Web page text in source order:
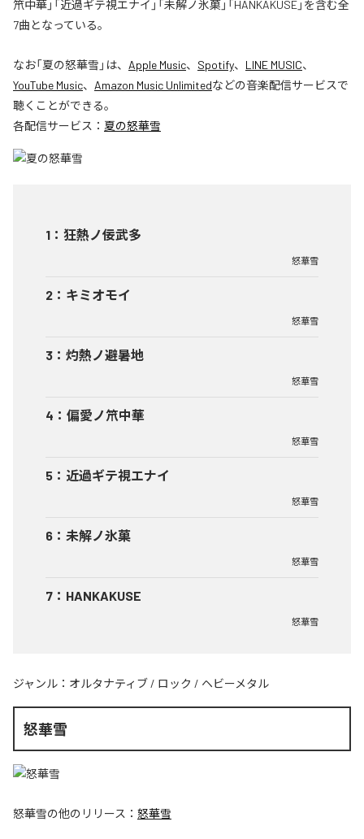
笊中華」「近過ギテ視エナイ」「未解ノ氷菓」「HANKAKUSE」を含む全
7曲となっている。
なお「夏の怒華雪 」は、 Apple Music、 Spotify、 LINE MUSIC、
YouTube Music、 Amazon Music Unlimitedなどの音楽配信サービスで
聴くことができる。
各配信サービス： 夏の怒華雪
1 ： 狂熱ノ佞武多
怒華雪
2 ： キミオモイ
怒華雪
3 ： 灼熱ノ避暑地
怒華雪
4 ： 偏愛ノ笊中華
怒華雪
5 ： 近過ギテ視エナイ
怒華雪
6 ： 未解ノ氷菓
怒華雪
7 ： HANKAKUSE
怒華雪
ジャンル： オルタナティブ / ロック / ヘビーメタル
怒華雪
怒華雪の他のリリース： 怒華雪